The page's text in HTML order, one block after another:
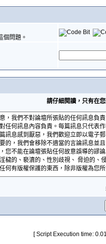
個問題。
請仔細閱讀，只有在
[ Script Execution time: